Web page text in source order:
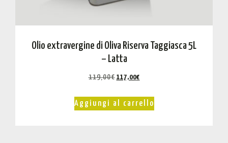
Olio extravergine di Oliva Riserva Taggiasca 5L
– Latta
119,00€ 117,00€
Aggiungi al carrello